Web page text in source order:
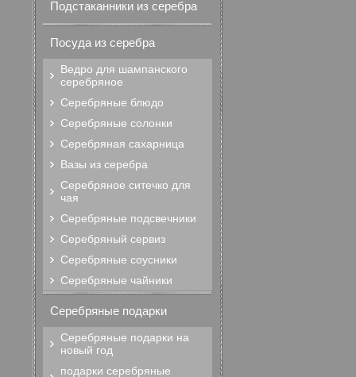
Подстаканники из серебра
Посуда из серебра
Ведро для шампанского
серебряное
Серебряные блюдо
Серебряные солонки
Серебряная сахарница
Вазы из серебра
Серебряное ситечко для
чая
Серебряные подсвечники
Серебряный сервиз
Серебряные соусники
Серебряные чайники
Серебряные подарки
Серебряные подарки на
новый год
подарки серебряные